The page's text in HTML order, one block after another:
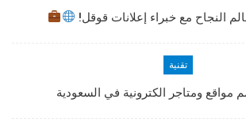
النجاح مع خبراء إعلانات قوقل!
تقنية
ومتاجر الكترونية في السعودية